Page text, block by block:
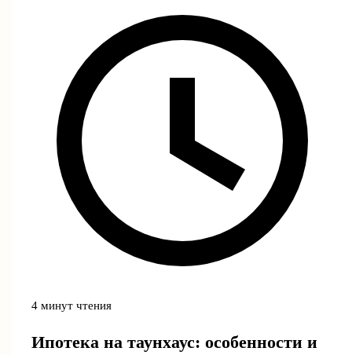
4 минут чтения
Ипотека на таунхаус: особенности и